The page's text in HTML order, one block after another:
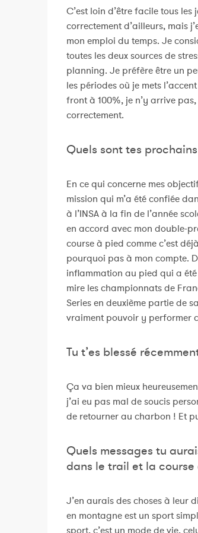
C’est loin d’être facile tous les
correctement d’ailleurs, mais
mon emploi du temps. Je
toutes les deux sources de
planning. Je préfère être un
les périodes où je mets
front à 100%, je n’y arrive
correctement.
Quels sont tes
En ce qui concerne mes
mission qui m’a été confiée
à l’INSA à la fin de l’année
en accord avec mon double-
course à pied comme c’est
pourquoi pas à mon compte.
inflammation au pied qui a
mire les championnats de
Series en deuxième partie de
vraiment pouvoir y performer
Tu t’es blessé
Ça va bien mieux
j’ai eu pas mal de soucis
de retourner au charbon ! Et
Quels messages tu
dans le trail et la course
J’en aurais des choses à leur
en montagne est un sport